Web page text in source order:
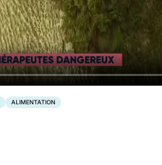
ALIMENTATION